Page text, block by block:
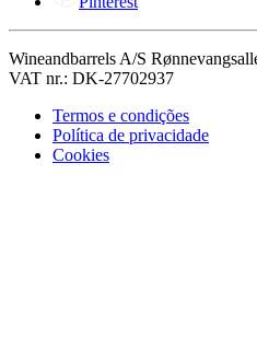
Wineandbarrels A/S
VAT nr.: DK-27702937
Termos e condições
Política de privacidade
Cookies